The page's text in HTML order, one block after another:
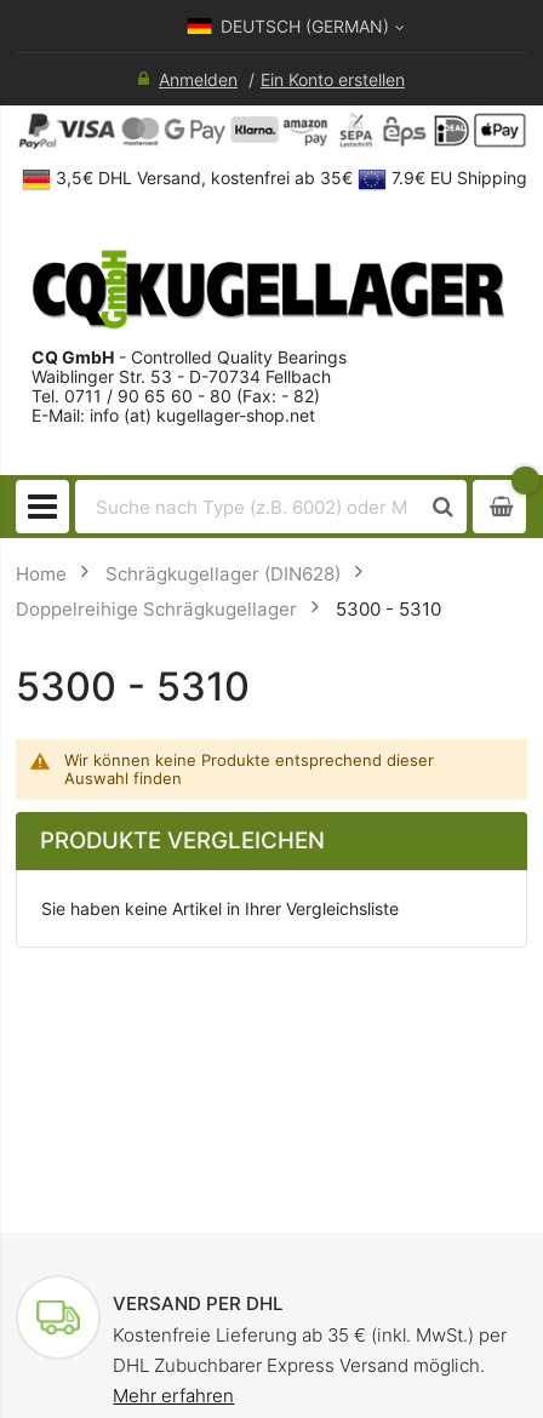
DEUTSCH (GERMAN)
Anmelden Ein Konto erstellen
3,5€ DHL Versand, kostenfrei ab 35€ 7.9€ EU Shipping
CQ GmbH - Controlled Quality Bearings
Waiblinger Str. 53 - D-70734 Fellbach
Tel. 0711 / 90 65 60 - 80 (Fax: - 82)
E-Mail: info (at) kugellager-shop.net
Home
Schrägkugellager (DIN628)
Doppelreihige Schrägkugellager
5300 - 5310
5300 - 5310
Wir können keine Produkte entsprechend dieser
Auswahl finden
PRODUKTE VERGLEICHEN
Sie haben keine Artikel in Ihrer Vergleichsliste
VERSAND PER DHL
Kostenfreie Lieferung ab 35 € (inkl. MwSt.) per
DHL Zubuchbarer Express Versand möglich.
Mehr erfahren